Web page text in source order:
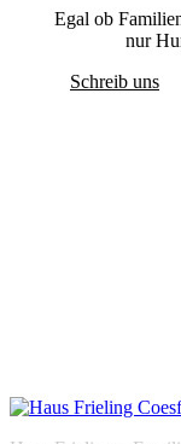
Egal ob
nur
Schreib uns